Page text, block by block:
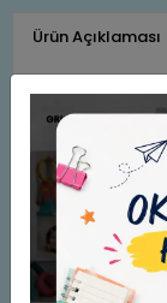
Ürün Açıklaması
Lets Parmak
Not: Görsel ile
Benzer